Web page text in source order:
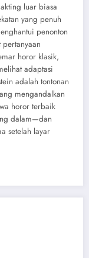
luar biasa
yang penuh
penonton
horor klasik,
adaptasi
adalah tontonan
mengandalkan
horor terbaik
dalam—dan
setelah layar